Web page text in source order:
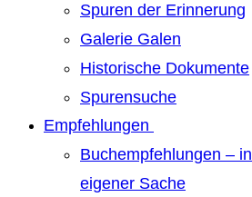
Spuren der Erinnerung
Galerie Galen
Historische Dokumente
Spurensuche
Empfehlungen
Buchempfehlungen – in
eigener Sache